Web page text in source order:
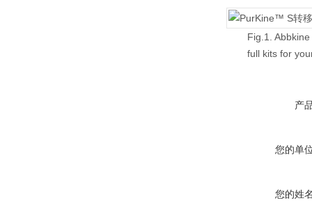
Fig.1.
full kits for
产
您的单
您的姓